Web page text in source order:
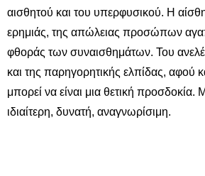
αισθητού και του υπερφυσικού. Η
ερημιάς, της απώλειας προσώπων
φθοράς των συναισθημάτων. Του
και της παρηγορητικής ελπίδας, αφού
μπορεί να είναι μια θετική προσδοκία.
ιδιαίτερη, δυνατή, αναγνωρίσιμη.